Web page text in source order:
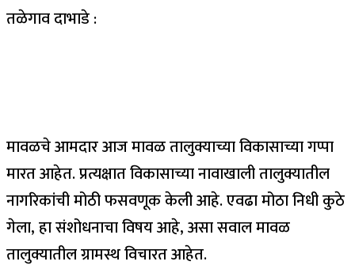
तळेगाव दाभाडे :
मावळचे आमदार आज मावळ तालुक्याच्या विकासाच्या गप्पा
मारत आहेत. प्रत्यक्षात विकासाच्या नावाखाली तालुक्यातील
नागरिकांची मोठी फसवणूक केली आहे. एवढा मोठा निधी कुठे
गेला, हा संशोधनाचा विषय आहे, असा सवाल मावळ
तालुक्यातील ग्रामस्थ विचारत आहेत.